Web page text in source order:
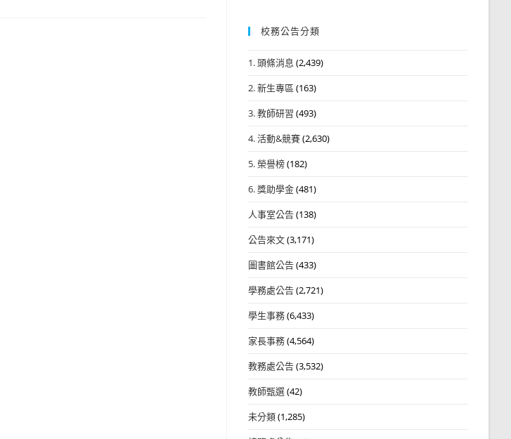
校務公告分類
1. 頭條消息 (2,439)
2. 新生專區 (163)
3. 教師研習 (493)
4. 活動&競賽(2,630)
5. 榮譽榜(182)
6. 獎助學金(481)
人事室公告(138)
公告來文(3,171)
圖書館公告(433)
學務處公告(2,721)
學生事務(6,433)
家長事務(4,564)
教務處公告(3,532)
教師甄選(42)
未分類(1,285)